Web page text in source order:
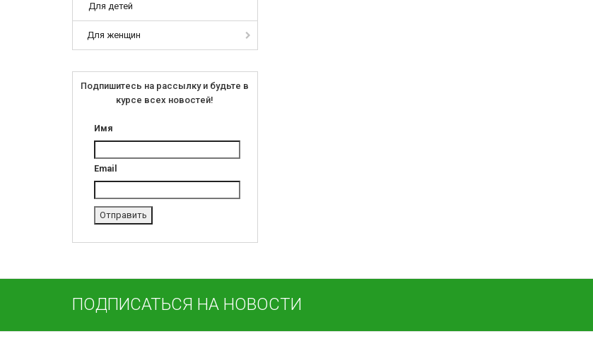
Для детей
Для женщин
Подпишитесь на рассылку и будьте в
курсе всех новостей!
Имя
Email
ПОДПИСАТЬСЯ НА НОВОСТИ